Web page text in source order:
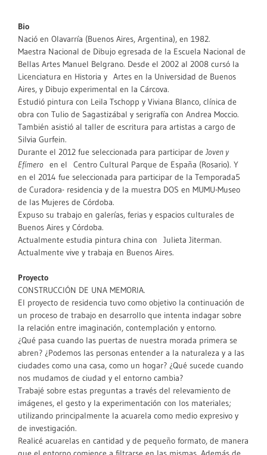
Bio
Nació en Olavarría (Buenos Aires, Argentina), en 1982.
Maestra Nacional de Dibujo egresada de la Escuela Nacional de
Bellas Artes Manuel Belgrano. Desde el 2002 al 2008 cursó la
Licenciatura en Historia y Artes en la Universidad de Buenos
Aires, y Dibujo experimental en la Cárcova.
Estudió pintura con Leila Tschopp y Viviana Blanco, clínica de
obra con Tulio de Sagastizábal y serigrafía con Andrea Moccio.
También asistió al taller de escritura para artistas a cargo de
Silvia Gurfein.
Durante el 2012 fue seleccionada para participar de Joven y
Efímero en el Centro Cultural Parque de España (Rosario). Y
en el 2014 fue seleccionada para participar de la Temporada5
de Curadora- residencia y de la muestra DOS en MUMU-Museo
de las Mujeres de Córdoba.
Expuso su trabajo en galerías, ferias y espacios culturales de
Buenos Aires y Córdoba.
Actualmente estudia pintura china con Julieta Jiterman.
Actualmente vive y trabaja en Buenos Aires.
Proyecto
CONSTRUCCIÓN DE UNA MEMORIA.
El proyecto de residencia tuvo como objetivo la continuación de
un proceso de trabajo en desarrollo que intenta indagar sobre
la relación entre imaginación, contemplación y entorno.
¿Qué pasa cuando las puertas de nuestra morada primera se
abren? ¿Podemos las personas entender a la naturaleza y a las
ciudades como una casa, como un hogar? ¿Qué sucede cuando
nos mudamos de ciudad y el entorno cambia?
Trabajé sobre estas preguntas a través del relevamiento de
imágenes, el gesto y la experimentación con los materiales;
utilizando principalmente la acuarela como medio expresivo y
de investigación.
Realicé acuarelas en cantidad y de pequeño formato, de manera